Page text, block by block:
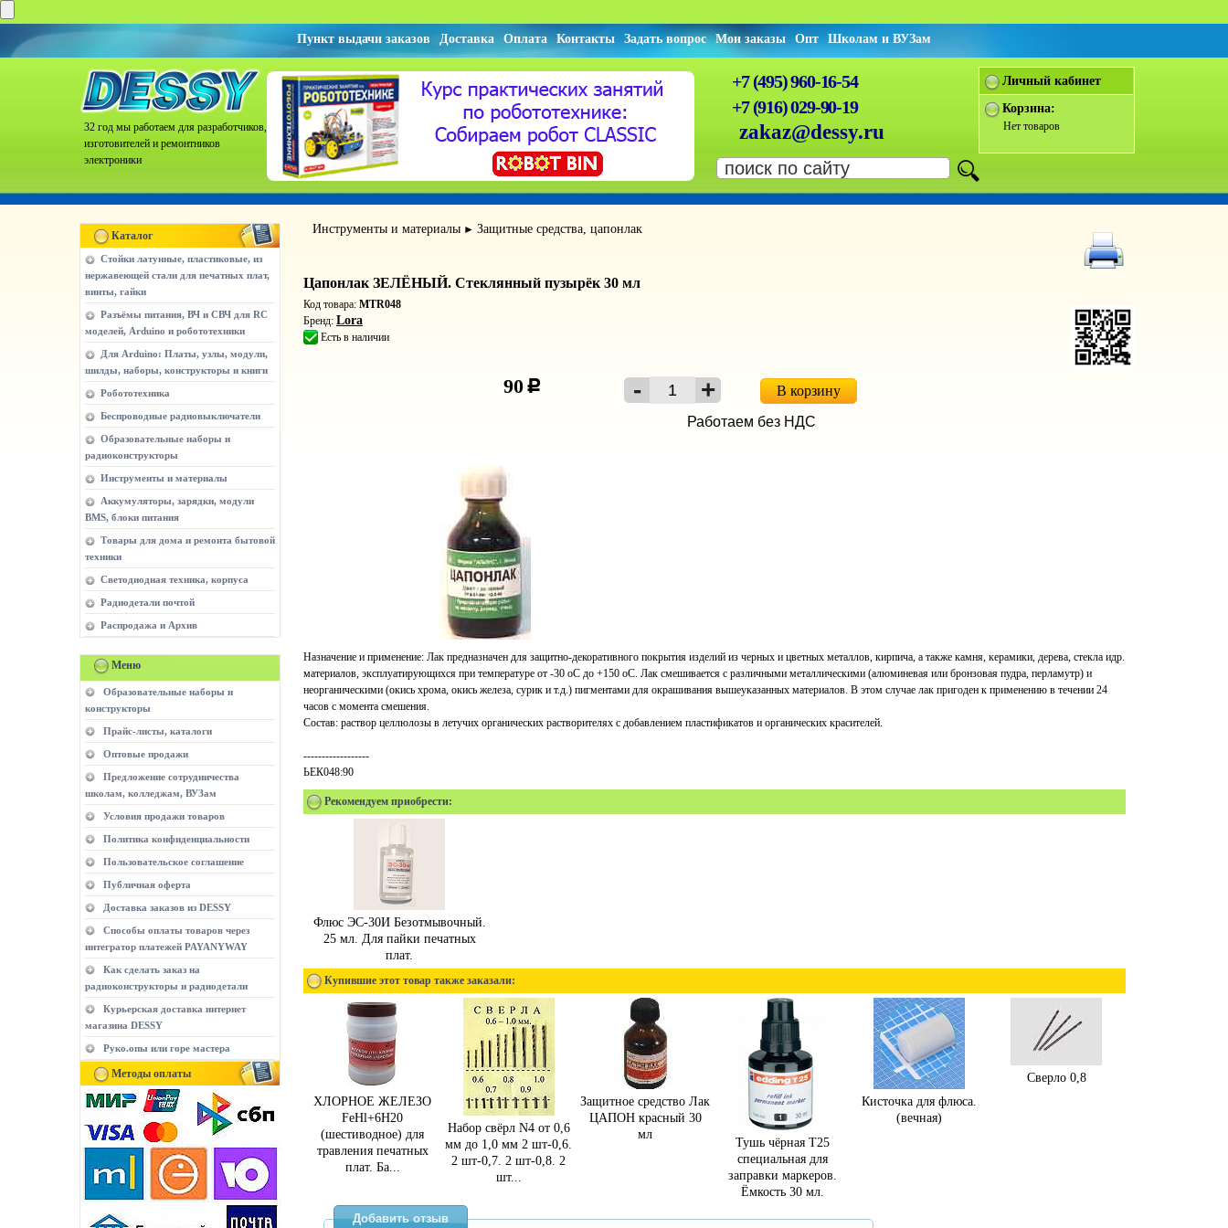
Пункт выдачи заказов Доставка Оплата Контакты Задать вопрос Мои заказы Опт Школам и ВУЗам
32 год мы работаем для разработчиков,
изготовителей и ремонтников
электроники
+7 (495) 960-16-54
+7 (916) 029-90-19
zakaz@dessy.ru
Личный кабинет
Корзина:
Нет товаров
Каталог
Стойки латунные, пластиковые, из
нержавеющей стали для печатных плат,
винты, гайки
Разъёмы питания, ВЧ и СВЧ для RC
моделей, Arduino и робототехники
Для Arduino: Платы, узлы, модули,
шилды, наборы, конструкторы и книги
Робототехника
Беспроводные радиовыключатели
Образовательные наборы и
радиоконструкторы
Инструменты и материалы
Аккумуляторы, зарядки, модули
BMS, блоки питания
Товары для дома и ремонта бытовой
техники
Светодиодная техника, корпуса
Радиодетали почтой
Распродажа и Архив
Меню
Образовательные наборы и
конструкторы
Прайс-листы, каталоги
Оптовые продажи
Предложение сотрудничества
школам, колледжам, ВУЗам
Условия продажи товаров
Политика конфиденциальности
Пользовательское соглашение
Публичная оферта
Доставка заказов из DESSY
Способы оплаты товаров через
интегратор платежей PAYANYWAY
Как сделать заказ на
радиоконструкторы и радиодетали
Курьерская доставка интернет
магазина DESSY
Руко.опы или горе мастера
Методы оплаты
Инструменты и материалы ► Защитные средства, цапонлак
Цапонлак ЗЕЛЁНЫЙ. Стеклянный пузырёк 30 мл
Код товара: MTR048
Бренд: Lora
Есть в наличии
90 c
В корзину
Работаем без НДС
Назначение и применение: Лак предназначен для защитно-декоративного покрытия изделий из черных и цветных металлов, кирпича, а также камня, керамики, дерева, стекла идр.
материалов, эксплуатирующихся при температуре от -30 оC до +150 оC. Лак смешивается с различными металлическими (алюминевая или бронзовая пудра, перламутр) и
неорганическими (окись хрома, окись железа, сурик и т.д.) пигментами для окрашивания вышеуказанных материалов. В этом случае лак пригоден к применению в течении 24
часов с момента смешения.
Состав: раствор целлюлозы в летучих органических растворителях с добавлением пластификатов и органических красителей.
------------------
ЬЕК048:90
Рекомендуем приобрести:
Флюс ЭС-30И Безотмывочный.
25 мл. Для пайки печатных
плат.
Купившие этот товар также заказали:
ХЛОРНОЕ ЖЕЛЕЗО
FeHl+6H20
(шестиводное) для
травления печатных
плат. Ба...
Набор свёрл N4 от 0,6
мм до 1,0 мм 2 шт-0,6.
2 шт-0,7. 2 шт-0,8. 2
шт...
Защитное средство Лак
ЦАПОН красный 30
мл
Тушь чёрная Т25
специальная для
заправки маркеров.
Ёмкость 30 мл.
Кисточка для флюса.
(вечная)
Сверло 0,8
Добавить отзыв